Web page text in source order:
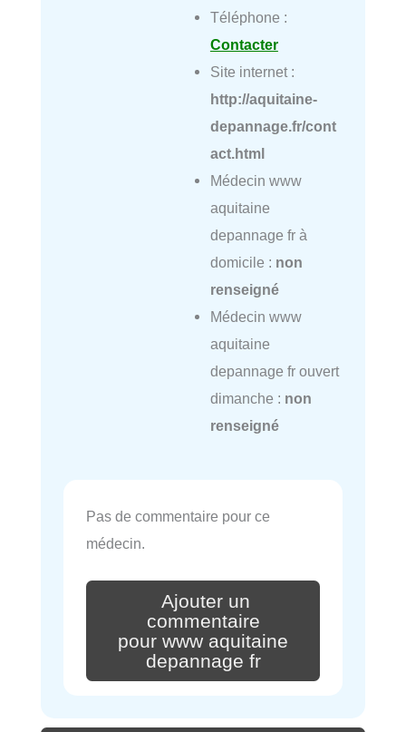
Téléphone :
Contacter
Site internet :
http://aquitaine-
depannage.fr/cont
act.html
Médecin www
aquitaine
depannage fr à
domicile : non
renseigné
Médecin www
aquitaine
depannage fr ouvert
dimanche : non
renseigné
Pas de commentaire pour ce
médecin.
Ajouter un
commentaire
pour www aquitaine
depannage fr